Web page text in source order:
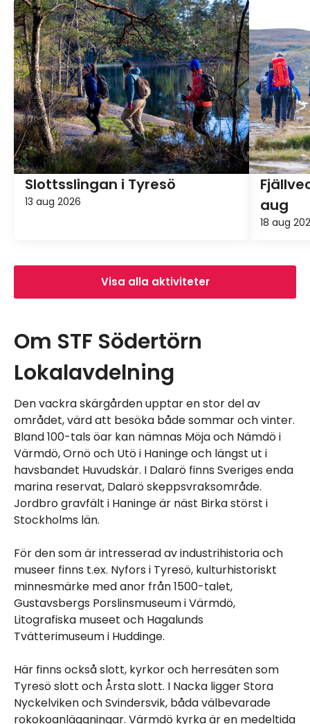
Slottsslingan i Tyresö
13 aug 2026
aug
18 aug
Visa alla aktiviteter
Om STF Södertörn
Lokalavdelning
Den vackra skärgården upptar en stor del av
området, värd att besöka både sommar och vinter.
Bland 100-tals öar kan nämnas Möja och Nämdö i
Värmdö, Ornö och Utö i Haninge och längst ut i
havsbandet Huvudskär. I Dalarö finns Sveriges enda
marina reservat, Dalarö skeppsvraksområde.
Jordbro gravfält i Haninge är näst Birka störst i
Stockholms län.
För den som är intresserad av industrihistoria och
museer finns t.ex. Nyfors i Tyresö, kulturhistoriskt
minnesmärke med anor från 1500-talet,
Gustavsbergs Porslinsmuseum i Värmdö,
Litografiska museet och Hagalunds
Tvätterimuseum i Huddinge.
Här finns också slott, kyrkor och herresäten som
Tyresö slott och Årsta slott. I Nacka ligger Stora
Nyckelviken och Svindersvik, båda välbevarade
rokokoanläggningar. Värmdö kyrka är en medeltida